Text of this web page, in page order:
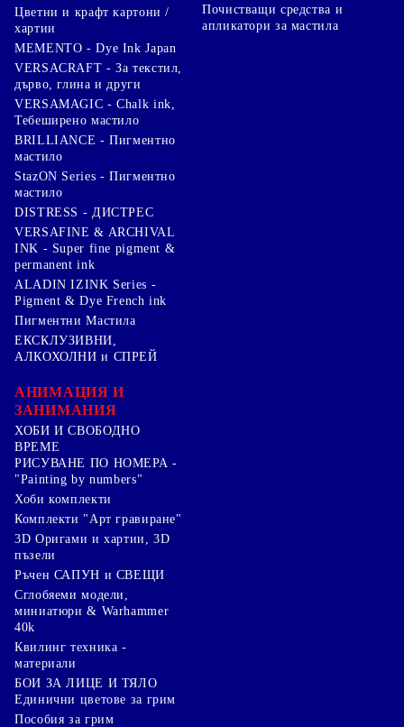
Цветни и крафт картони /
хартии
Почистващи средства и
апликатори за мастила
MEMENTO - Dye Ink Japan
VERSACRAFT - За текстил,
дърво, глина и други
VERSAMAGIC - Chalk ink,
Тебеширено мастило
BRILLIANCE - Пигментно
мастило
StazON Series - Пигментно
мастило
DISTRESS - ДИСТРЕС
VERSAFINE & ARCHIVAL
INK - Super fine pigment &
permanent ink
ALADIN IZINK Series -
Pigment & Dye French ink
Пигментни Мастила
ЕКСКЛУЗИВНИ,
АЛКОХОЛНИ и СПРЕЙ
АНИМАЦИЯ И
ЗАНИМАНИЯ
ХОБИ И СВОБОДНО
ВРЕМЕ
РИСУВАНЕ ПО НОМЕРА -
"Painting by numbers"
Хоби комплекти
Комплекти "Арт гравиране"
3D Оригами и хартии, 3D
пъзели
Ръчен САПУН и СВЕЩИ
Сглобяеми модели,
миниатюри & Warhammer
40k
Квилинг техника -
материали
БОИ ЗА ЛИЦЕ И ТЯЛО
Единични цветове за грим
Пособия за грим